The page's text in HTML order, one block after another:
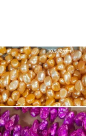
Rango
de
precios:
desde
$155
hasta
$160